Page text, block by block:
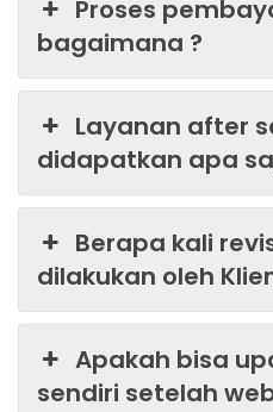
Proses
bagaimana ?
Layanan after
didapatkan apa
Berapa kali
dilakukan oleh
Apakah bisa
sendiri setelah